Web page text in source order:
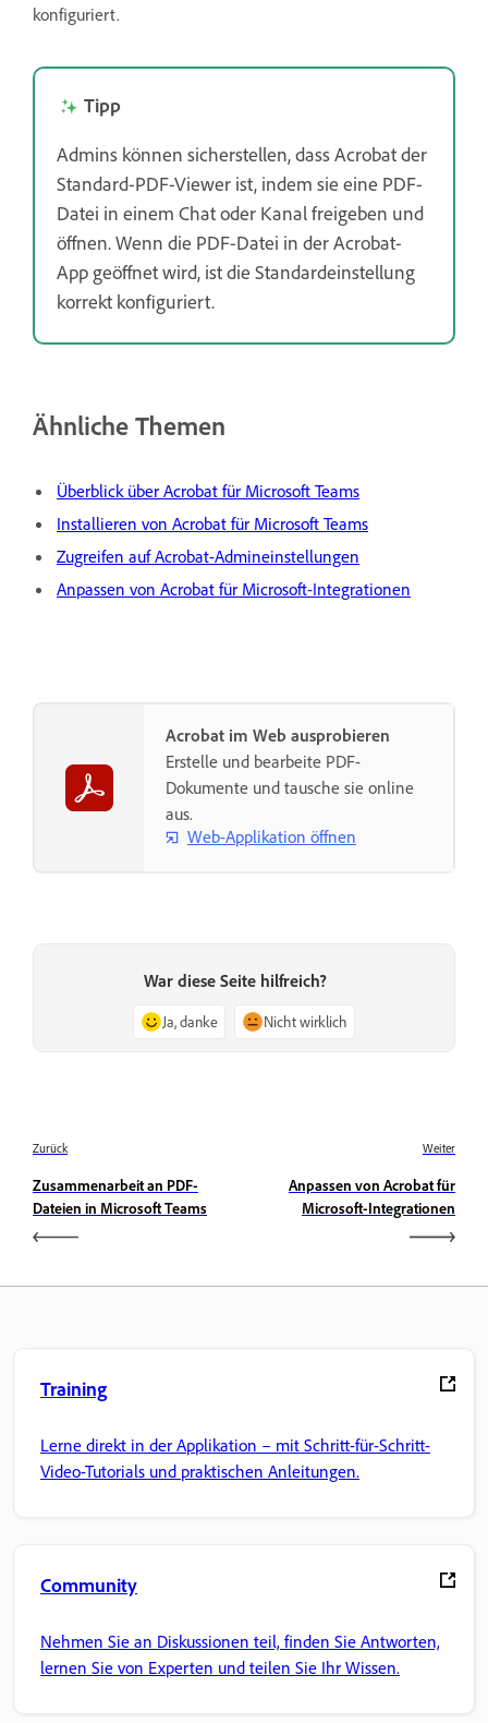
konfiguriert.
Tipp
Admins können sicherstellen, dass Acrobat der
Standard-PDF-Viewer ist, indem sie eine PDF-
Datei in einem Chat oder Kanal freigeben und
öffnen. Wenn die PDF-Datei in der Acrobat-
App geöffnet wird, ist die Standardeinstellung
korrekt konfiguriert.
Ähnliche Themen
Überblick über Acrobat für Microsoft Teams
Installieren von Acrobat für Microsoft Teams
Zugreifen auf Acrobat-Admineinstellungen
Anpassen von Acrobat für Microsoft-Integrationen
Acrobat im Web ausprobieren
Erstelle und bearbeite PDF-
Dokumente und tausche sie online
aus.
Web-Applikation öffnen
War diese Seite hilfreich?
Ja, danke Nicht wirklich
Zurück
Zusammenarbeit an PDF-
Dateien in Microsoft Teams
Weiter
Anpassen von Acrobat für
Microsoft-Integrationen
Training
Lerne direkt in der Applikation – mit Schritt-für-Schritt-
Video-Tutorials und praktischen Anleitungen.
Community
Nehmen Sie an Diskussionen teil, finden Sie Antworten,
lernen Sie von Experten und teilen Sie Ihr Wissen.